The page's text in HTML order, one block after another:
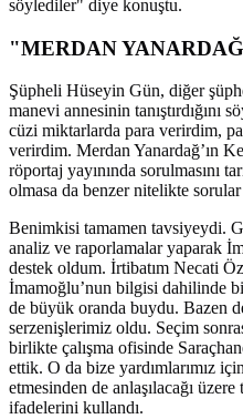
söylediler" diye konuştu.
"MERDAN
Şüpheli Hüseyin Gün, diğer
manevi annesinin tanıştırdığını
cüzi miktarlarda para verirdim,
verirdim. Merdan Yanardağ’ın
röportaj yayınında sorulmasını
olmasa da benzer nitelikte
Benimkisi tamamen tavsiyeydi.
analiz ve raporlamalar yaparak
destek oldum. İrtibatım Necati
İmamoğlu’nun bilgisi dahilinde
de büyük oranda buydu. Bazen
serzenişlerimiz oldu. Seçim
birlikte çalışma ofisinde
ettik. O da bize yardımlarımız
etmesinden de anlaşılacağı
ifadelerini kullandı.